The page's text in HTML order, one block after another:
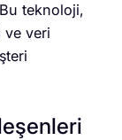
teknoloji,
ve veri